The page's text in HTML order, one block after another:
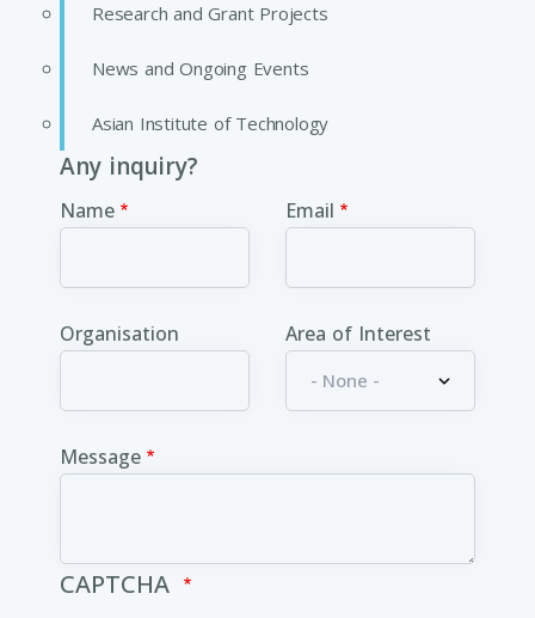
Research and Grant Projects
News and Ongoing Events
Asian Institute of Technology
Any inquiry?
Name Email
Organisation Area of Interest
Message
CAPTCHA